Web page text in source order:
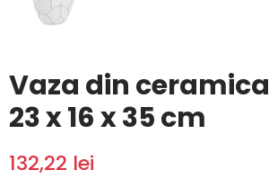
Vaza din ceramica
23 x 16 x 35 cm
132,22 lei